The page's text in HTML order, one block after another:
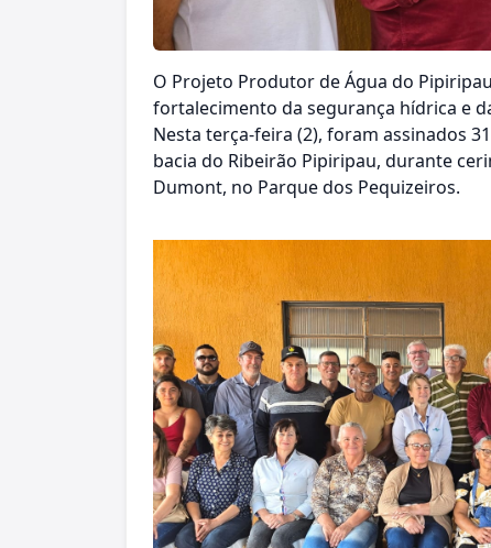
O Projeto Produtor de Água do
fortalecimento da segurança hídrica e
Nesta terça-feira (2), foram assinados
bacia do Ribeirão Pipiripau, durante
Dumont, no Parque dos Pequizeiros.